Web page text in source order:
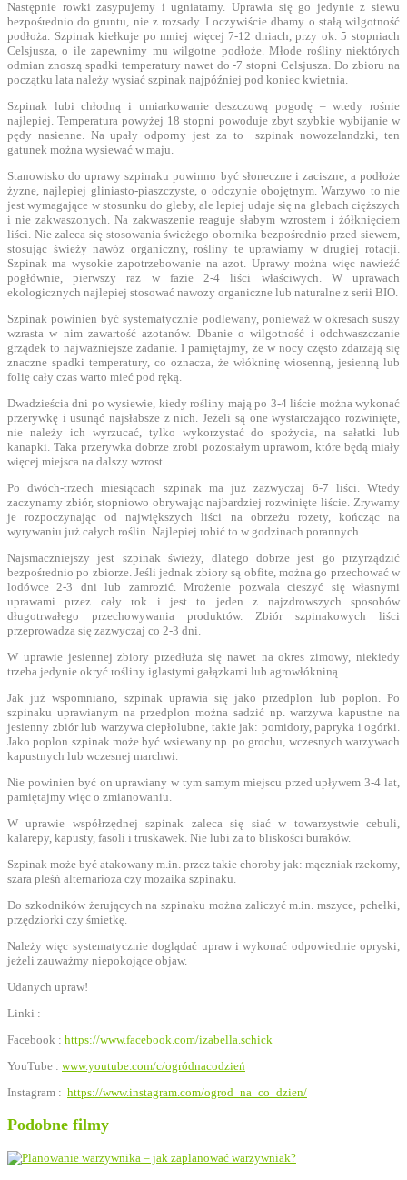
Następnie rowki zasypujemy i ugniatamy. Uprawia się go jedynie z siewu
bezpośrednio do gruntu, nie z rozsady. I oczywiście dbamy o stałą wilgotność
podłoża. Szpinak kiełkuje po mniej więcej 7-12 dniach, przy ok. 5 stopniach
Celsjusza, o ile zapewnimy mu wilgotne podłoże. Młode rośliny niektórych
odmian znoszą spadki temperatury nawet do -7 stopni Celsjusza. Do zbioru na
początku lata należy wysiać szpinak najpóźniej pod koniec kwietnia.
Szpinak lubi chłodną i umiarkowanie deszczową pogodę – wtedy rośnie
najlepiej. Temperatura powyżej 18 stopni powoduje zbyt szybkie wybijanie w
pędy nasienne. Na upały odporny jest za to szpinak nowozelandzki, ten
gatunek można wysiewać w maju.
Stanowisko do uprawy szpinaku powinno być słoneczne i zaciszne, a podłoże
żyzne, najlepiej gliniasto-piaszczyste, o odczynie obojętnym. Warzywo to nie
jest wymagające w stosunku do gleby, ale lepiej udaje się na glebach cięższych
i nie zakwaszonych. Na zakwaszenie reaguje słabym wzrostem i żółknięciem
liści. Nie zaleca się stosowania świeżego obornika bezpośrednio przed siewem,
stosując świeży nawóz organiczny, rośliny te uprawiamy w drugiej rotacji.
Szpinak ma wysokie zapotrzebowanie na azot. Uprawy można więc nawieźć
pogłównie, pierwszy raz w fazie 2-4 liści właściwych. W uprawach
ekologicznych najlepiej stosować nawozy organiczne lub naturalne z serii BIO.
Szpinak powinien być systematycznie podlewany, ponieważ w okresach suszy
wzrasta w nim zawartość azotanów. Dbanie o wilgotność i odchwaszczanie
grządek to najważniejsze zadanie. I pamiętajmy, że w nocy często zdarzają się
znaczne spadki temperatury, co oznacza, że włókninę wiosenną, jesienną lub
folię cały czas warto mieć pod ręką.
Dwadzieścia dni po wysiewie, kiedy rośliny mają po 3-4 liście można wykonać
przerywkę i usunąć najsłabsze z nich. Jeżeli są one wystarczająco rozwinięte,
nie należy ich wyrzucać, tylko wykorzystać do spożycia, na sałatki lub
kanapki. Taka przerywka dobrze zrobi pozostałym uprawom, które będą miały
więcej miejsca na dalszy wzrost.
Po dwóch-trzech miesiącach szpinak ma już zazwyczaj 6-7 liści. Wtedy
zaczynamy zbiór, stopniowo obrywając najbardziej rozwinięte liście. Zrywamy
je rozpoczynając od największych liści na obrzeżu rozety, kończąc na
wyrywaniu już całych roślin. Najlepiej robić to w godzinach porannych.
Najsmaczniejszy jest szpinak świeży, dlatego dobrze jest go przyrządzić
bezpośrednio po zbiorze. Jeśli jednak zbiory są obfite, można go przechować w
lodówce 2-3 dni lub zamrozić. Mrożenie pozwala cieszyć się własnymi
uprawami przez cały rok i jest to jeden z najzdrowszych sposobów
długotrwałego przechowywania produktów. Zbiór szpinakowych liści
przeprowadza się zazwyczaj co 2-3 dni.
W uprawie jesiennej zbiory przedłuża się nawet na okres zimowy, niekiedy
trzeba jedynie okryć rośliny iglastymi gałązkami lub agrowłókniną.
Jak już wspomniano, szpinak uprawia się jako przedplon lub poplon. Po
szpinaku uprawianym na przedplon można sadzić np. warzywa kapustne na
jesienny zbiór lub warzywa ciepłolubne, takie jak: pomidory, papryka i ogórki.
Jako poplon szpinak może być wsiewany np. po grochu, wczesnych warzywach
kapustnych lub wczesnej marchwi.
Nie powinien być on uprawiany w tym samym miejscu przed upływem 3-4 lat,
pamiętajmy więc o zmianowaniu.
W uprawie współrzędnej szpinak zaleca się siać w towarzystwie cebuli,
kalarepy, kapusty, fasoli i truskawek. Nie lubi za to bliskości buraków.
Szpinak może być atakowany m.in. przez takie choroby jak: mączniak rzekomy,
szara pleśń alternarioza czy mozaika szpinaku.
Do szkodników żerujących na szpinaku można zaliczyć m.in. mszyce, pchełki,
przędziorki czy śmietkę.
Należy więc systematycznie doglądać upraw i wykonać odpowiednie opryski,
jeżeli zauważmy niepokojące objaw.
Udanych upraw!
Linki :
Facebook : https://www.facebook.com/izabella.schick
YouTube : www.youtube.com/c/ogródnacodzień
Instagram : https://www.instagram.com/ogrod_na_co_dzien/
Podobne filmy